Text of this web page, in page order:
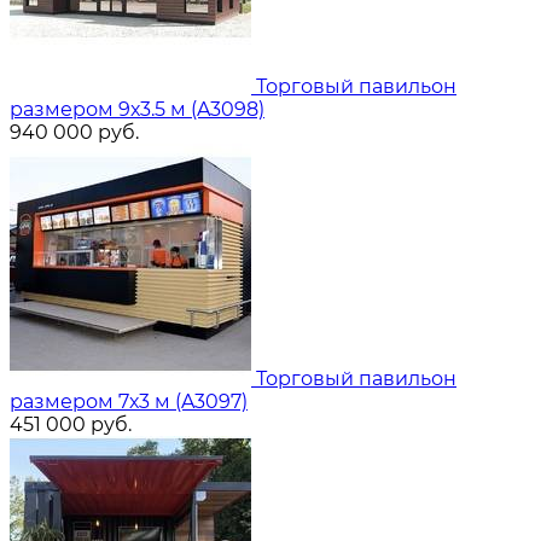
Торговый павильон
размером 9х3.5 м (A3098)
940 000 руб.
Торговый павильон
размером 7х3 м (A3097)
451 000 руб.